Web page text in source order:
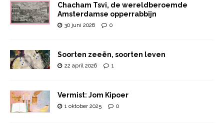
Chacham Tsvi, de wereldberoemde
Amsterdamse opperrabbijn
30 juni 2026 0
Soorten zeeën, soorten leven
22 april 2026 1
Vermist: Jom Kipoer
1 oktober 2025 0